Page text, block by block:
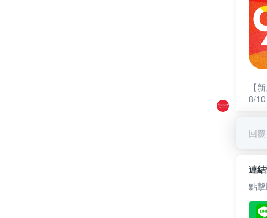
【
8/10
回
連
點